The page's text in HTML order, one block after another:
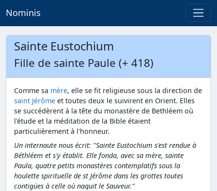
Nominis
Sainte Eustochium
Fille de sainte Paule (+ 418)
Comme sa mère, elle se fit religieuse sous la direction de
saint Jérôme et toutes deux le suivirent en Orient. Elles
se succédèrent à la tête du monastère de Bethléem où
l'étude et la méditation de la Bible étaient
particulièrement à l'honneur.
Un internaute nous écrit: "Sainte Eustochium s'est rendue à
Béthléem et s'y établit. Elle fonda, avec sa mère, sainte
Paula, quatre petits monastères contemplatifs sous la
houlette spirituelle de st Jérôme dans les grottes toutes
contigües à celle où naquit le Sauveur."